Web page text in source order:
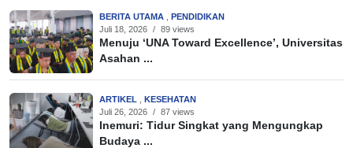
BERITA UTAMA
PENDIDIKAN
Juli 18, 2026 / 89 views
Menuju ‘UNA Toward Excellence’, Universitas
Asahan ...
ARTIKEL
KESEHATAN
Juli 26, 2026 / 87 views
Inemuri: Tidur Singkat yang Mengungkap
Budaya ...